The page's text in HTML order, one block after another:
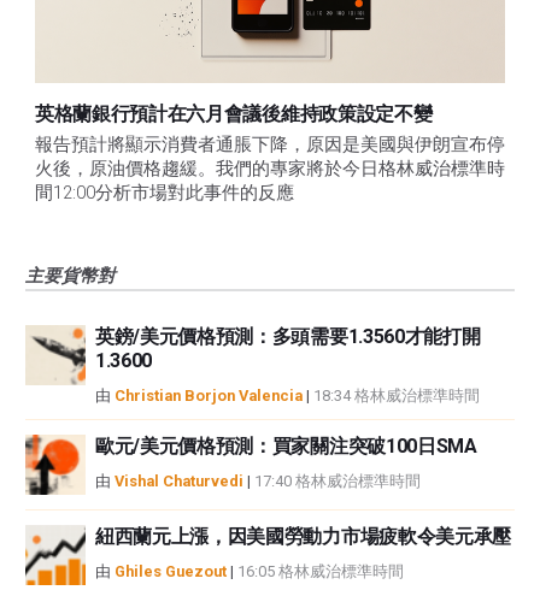
英格蘭銀行預計在六月會議後維持政策設定不變
報告預計將顯示消費者通脹下降，原因是美國與伊朗宣布停
火後，原油價格趨緩。我們的專家將於今日格林威治標準時
間12:00分析市場對此事件的反應
主要貨幣對
英鎊/美元價格預測：多頭需要1.3560才能打開
1.3600
由 Christian Borjon Valencia | 18:34 格林威治標準時間
歐元/美元價格預測：買家關注突破100日SMA
由 Vishal Chaturvedi | 17:40 格林威治標準時間
紐西蘭元上漲，因美國勞動力市場疲軟令美元承壓
由 Ghiles Guezout | 16:05 格林威治標準時間